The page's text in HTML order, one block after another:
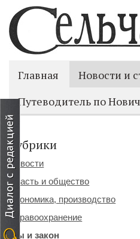
Главная Новости и
Путеводитель по
Рубрики
Новости
Власть и общество
Экономика, производство
Здравоохранение
Мы и закон